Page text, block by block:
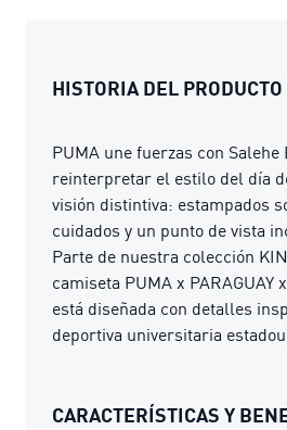
HISTORIA DEL PRODUCTO
PUMA une fuerzas con
reinterpretar el estilo del día
visión distintiva: estampados
cuidados y un punto de vista
Parte de nuestra colección
camiseta PUMA x PARAGUAY
está diseñada con detalles
deportiva universitaria
CARACTERÍSTICAS Y